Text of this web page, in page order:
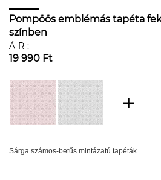
Pompöös emblémás tapéta
színben
ÁR:
19 990 Ft
Sárga számos-betűs mintázatú tapéták.